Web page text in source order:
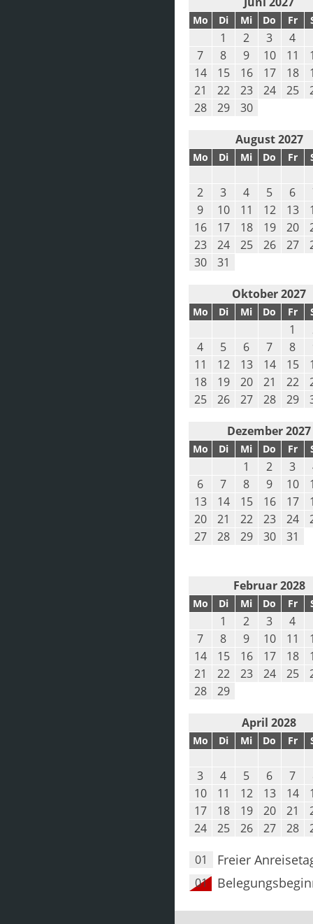
Mo Di Mi Do Fr
1 2 3 4
7
8 9 10 11
14
15 16 17 18
21
22 23 24 25
28
29 30
August 2027
Mo Di Mi Do Fr
2 3 4 5 6
9
10 11 12 13
16
17 18 19 20
23
24 25 26 27
30
31
Oktober 2027
Mo Di Mi Do Fr
1
4
5 6 7 8
11
12 13 14 15
18
19 20 21 22
25
26 27 28 29
Dezember 2027
Mo Di Mi Do Fr
1 2 3
6
7 8 9 10
13
14 15 16 17
20
21 22 23 24
27
28 29 30 31
Februar 2028
Mo Di Mi Do Fr
1 2 3 4
7
8 9 10 11
14
15 16 17 18
21
22 23 24 25
28
29
April 2028
Mo Di Mi Do Fr
3
4 5 6 7
10
11 12 13 14
17
18 19 20 21
24
25 26 27 28
01 Freier
01